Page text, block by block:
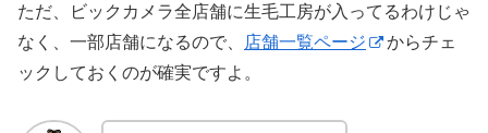
ただ、ビックカメラ全店舗に生毛工房が入ってるわけじゃ
なく、一部店舗になるので、
店舗一覧ページ
からチェ
ックしておくのが確実ですよ。